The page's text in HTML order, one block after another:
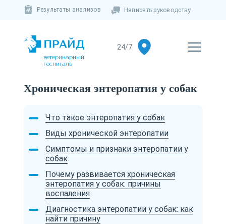
Результаты анализов Написать руководству
ветеринарный
госпиталь
Хроническая энтеропатия у собак
Что такое энтеропатия у собак
Виды хронической энтеропатии
Симптомы и признаки энтеропатии у
собак
Почему развивается хроническая
энтеропатия у собак: причины
воспаления
Диагностика энтеропатии у собак: как
найти причину